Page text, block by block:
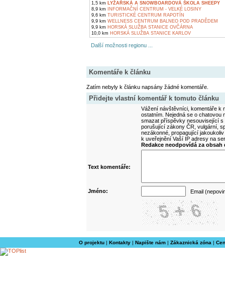
1,5 km LYŽAŘSKÁ A SNOWBOARDOVÁ ŠKOLA SHEEPY
8,9 km INFORMAČNÍ CENTRUM - VELKÉ LOSINY
9,6 km TURISTICKÉ CENTRUM RAPOTÍN
9,9 km WELLNESS CENTRUM BALNEO POD PRADĚDEM
9,9 km HORSKÁ SLUŽBA STANICE OVČÁRNA
10,0 km HORSKÁ SLUŽBA STANICE KARLOV
Další možnosti regionu ...
Komentáře k článku
Zatím nebyly k článku napsány žádné komentáře.
Přidejte vlastní komentář k tomuto článku
Vážení návštěvníci, komentáře k
ostatním. Nejedná se o
smazat příspěvky nesouvisející
porušující zákony ČR, vulgární,
nezákonné, propagující
k uveřejnění Vaší IP adresy na
Redakce neodpovídá za
Text komentáře:
Jméno: Email
O projektu| Kontakty| Napište nám| Zákaznická zóna |